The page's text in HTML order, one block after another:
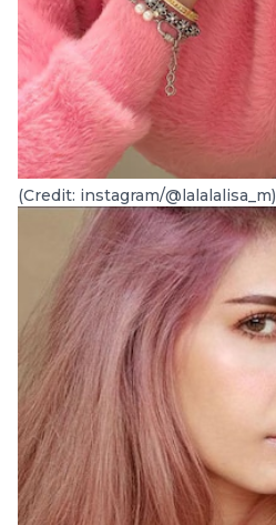
(Credit: instagram/@lalalalisa_m)